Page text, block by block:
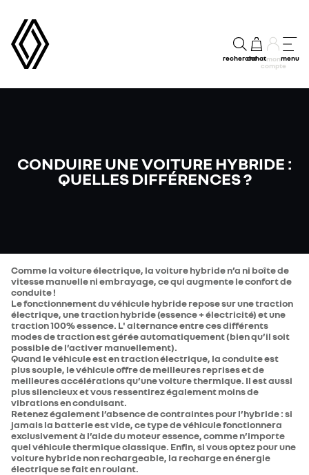
rechercheachatmon
compte
menu
CONDUIRE UNE VOITURE HYBRIDE :
QUELLES DIFFÉRENCES ?
Comme la voiture électrique, la voiture hybride n’a ni boîte de
vitesse manuelle ni embrayage, ce qui augmente le confort de
conduite !
Le fonctionnement du véhicule hybride repose sur une traction
électrique, une traction hybride (essence + électricité) et une
traction 100% essence. L' alternance entre ces différents
modes de traction est gérée automatiquement (bien qu’il soit
possible de l’activer manuellement).
Quand le véhicule est en traction électrique, la conduite est
plus souple, le véhicule offre de meilleures reprises et de
meilleures accélérations qu’une voiture thermique. Il est aussi
plus silencieux et vous ressentirez également moins de
vibrations en conduisant.
Retenez également l’absence de contraintes pour l’hybride : si
jamais la batterie est vide, ce type de véhicule fonctionnera
exclusivement à l’aide du moteur essence, comme n’importe
quel véhicule thermique classique. Enfin, si vous optez pour une
voiture hybride non rechargeable, la recharge en énergie
électrique se fait en roulant.